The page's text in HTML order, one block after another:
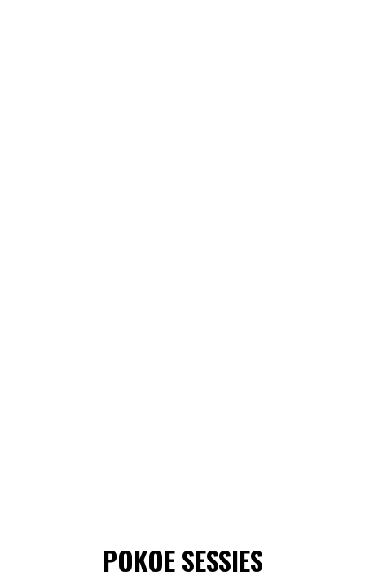
POKOE SESSIES